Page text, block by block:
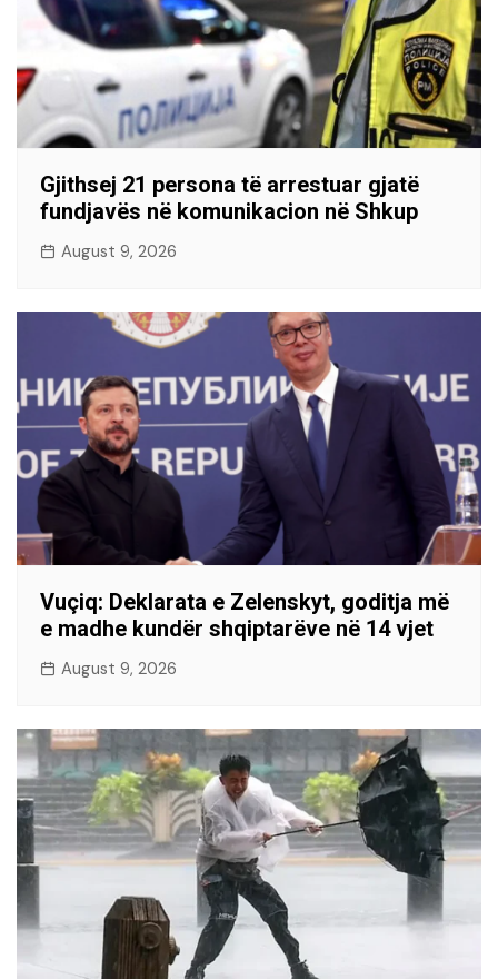
Gjithsej 21 persona të arrestuar gjatë
fundjavës në komunikacion në Shkup
August 9, 2026
Vuçiq: Deklarata e Zelenskyt, goditja më
e madhe kundër shqiptarëve në 14 vjet
August 9, 2026